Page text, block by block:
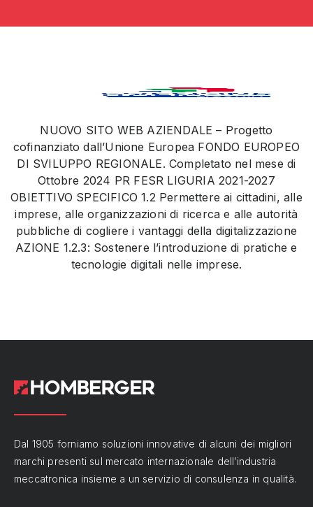
NUOVO SITO WEB AZIENDALE – Progetto
cofinanziato dall’Unione Europea FONDO EUROPEO
DI SVILUPPO REGIONALE. Completato nel mese di
Ottobre 2024 PR FESR LIGURIA 2021-2027
OBIETTIVO SPECIFICO 1.2 Permettere ai cittadini, alle
imprese, alle organizzazioni di ricerca e alle autorità
pubbliche di cogliere i vantaggi della digitalizzazione
AZIONE 1.2.3: Sostenere l’introduzione di pratiche e
tecnologie digitali nelle imprese.
Dal 1905 forniamo soluzioni innovative di alcuni dei migliori
marchi presenti sul mercato internazionale dell’industria
meccatronica insieme a un servizio di consulenza in qualità.